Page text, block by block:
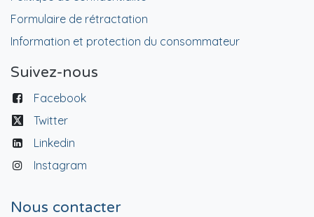
Formulaire de rétractation
Information et protection du consommateur
Suivez-nous
Facebook
Twitter
Linkedin
Instagram
Nous contacter